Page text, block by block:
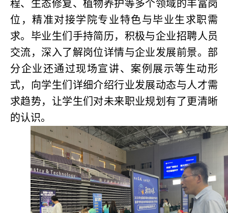
程、生态修复、植物养护等多个领域的丰富岗
位，精准对接学院专业特色与毕业生求职需
求。毕业生们手持简历，积极与企业招聘人员
交流，深入了解岗位详情与企业发展前景。部
分企业还通过现场宣讲、案例展示等生动形
式，向学生们详细介绍行业发展动态与人才需
求趋势，让学生们对未来职业规划有了更清晰
的认识。